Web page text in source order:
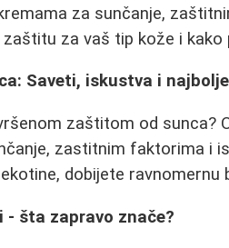
za sunčanje,
za vaš tip kože i kako
Saveti, iskustva i
zaštitom od sunca?
zastitnim faktorima i
dobijete
šta zapravo znače?